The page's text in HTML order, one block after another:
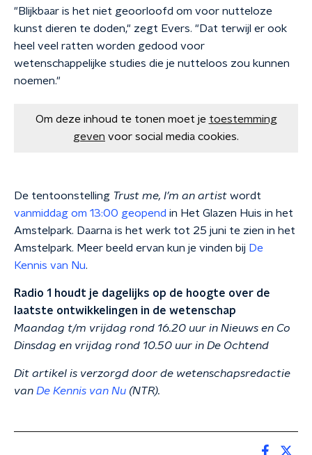
"Blijkbaar is het niet geoorloofd om voor nutteloze
kunst dieren te doden," zegt Evers. "Dat terwijl er ook
heel veel ratten worden gedood voor
wetenschappelijke studies die je nutteloos zou kunnen
noemen."
Om deze inhoud te tonen moet je toestemming
geven voor social media cookies.
De tentoonstelling Trust me, I’m an artist wordt
vanmiddag om 13:00 geopend in Het Glazen Huis in het
Amstelpark. Daarna is het werk tot 25 juni te zien in het
Amstelpark. Meer beeld ervan kun je vinden bij De
Kennis van Nu.
Radio 1 houdt je dagelijks op de hoogte over de
laatste ontwikkelingen in de wetenschap
Maandag t/m vrijdag rond 16.20 uur in Nieuws en Co
Dinsdag en vrijdag rond 10.50 uur in De Ochtend
Dit artikel is verzorgd door de wetenschapsredactie
van De Kennis van Nu (NTR).